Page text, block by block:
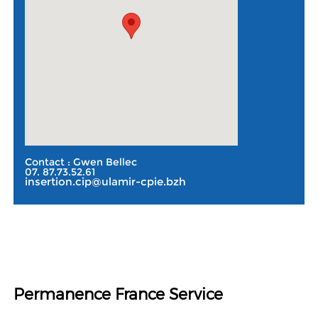
Contact : Gwen Bellec
07. 87.73.52.61
insertion.cip@ulamir-cpie.bzh
Permanence France Service